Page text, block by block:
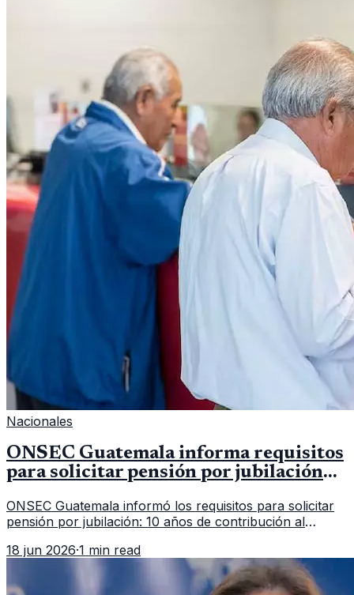
Nacionales
ONSEC Guatemala informa requisitos
para solicitar pensión por jubilación
ONSEC Guatemala informó los requisitos para solicitar
pensión por jubilación: 10 años de contribución al
importar edad.
18 jun 2026·1 min read